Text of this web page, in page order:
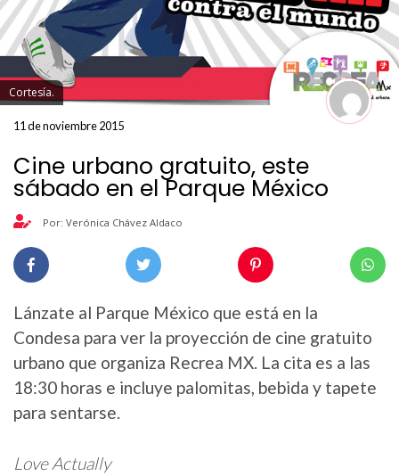
Cortesía.
11 de noviembre 2015
Cine urbano gratuito, este
sábado en el Parque México
Por: Verónica Chávez Aldaco
Lánzate al Parque México que está en la
Condesa para ver la proyección de cine gratuito
urbano que organiza Recrea MX. La cita es a las
18:30 horas e incluye palomitas, bebida y tapete
para sentarse.
Love Actually